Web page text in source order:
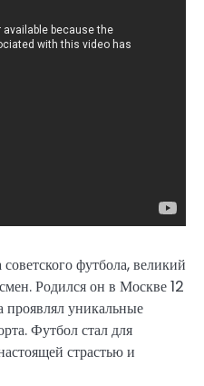
советского футбола, великий
Родился он в Москве 12
проявлял уникальные
Футбол стал для
страстью и